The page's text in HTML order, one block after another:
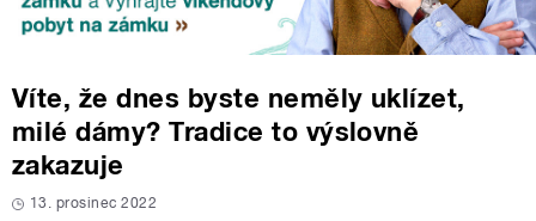
Víte, že dnes byste neměly uklízet,
milé dámy? Tradice to výslovně
zakazuje
13. prosinec 2022